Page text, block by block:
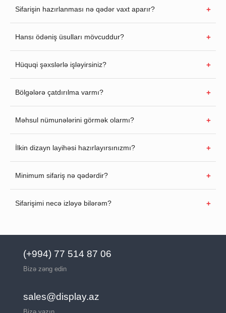
Sifarişin hazırlanması nə qədər vaxt aparır?
Hansı ödəniş üsulları mövcuddur?
Hüquqi şəxslərlə işləyirsiniz?
Bölgələrə çatdırılma varmı?
Məhsul nümunələrini görmək olarmı?
İlkin dizayn layihəsi hazırlayırsınızmı?
Minimum sifariş nə qədərdir?
Sifarişimi necə izləyə bilərəm?
(+994) 77 514 87 06
Bizə zəng edin
sales@display.az